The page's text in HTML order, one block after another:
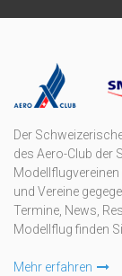
Der
des Aero-Club der
und Vereine
Termine, News,
Modellflug finden
Mehr erfahren